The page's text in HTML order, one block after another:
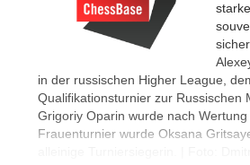
in der russischen Higher League,
Qualifikationsturnier zur Russischen
Grigoriy Oparin wurde nach Wertung
Frauenturnier wurde Oksana